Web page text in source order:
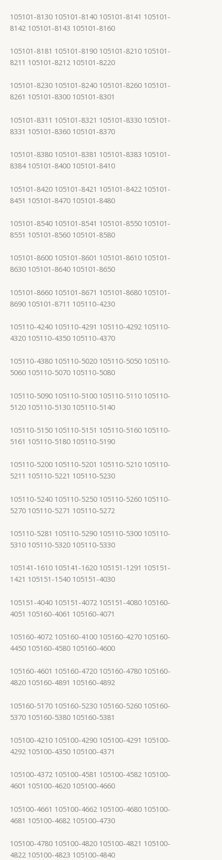
105101-8130 105101-8140 105101-8141 105101-
8142 105101-8143 105101-8160
105101-8181 105101-8190 105101-8210 105101-
8211 105101-8212 105101-8220
105101-8230 105101-8240 105101-8260 105101-
8261 105101-8300 105101-8301
105101-8311 105101-8321 105101-8330 105101-
8331 105101-8360 105101-8370
105101-8380 105101-8381 105101-8383 105101-
8384 105101-8400 105101-8410
105101-8420 105101-8421 105101-8422 105101-
8451 105101-8470 105101-8480
105101-8540 105101-8541 105101-8550 105101-
8551 105101-8560 105101-8580
105101-8600 105101-8601 105101-8610 105101-
8630 105101-8640 105101-8650
105101-8660 105101-8671 105101-8680 105101-
8690 105101-8711 105110-4230
105110-4240 105110-4291 105110-4292 105110-
4320 105110-4350 105110-4370
105110-4380 105110-5020 105110-5050 105110-
5060 105110-5070 105110-5080
105110-5090 105110-5100 105110-5110 105110-
5120 105110-5130 105110-5140
105110-5150 105110-5151 105110-5160 105110-
5161 105110-5180 105110-5190
105110-5200 105110-5201 105110-5210 105110-
5211 105110-5221 105110-5230
105110-5240 105110-5250 105110-5260 105110-
5270 105110-5271 105110-5272
105110-5281 105110-5290 105110-5300 105110-
5310 105110-5320 105110-5330
105141-1610 105141-1620 105151-1291 105151-
1421 105151-1540 105151-4030
105151-4040 105151-4072 105151-4080 105160-
4051 105160-4061 105160-4071
105160-4072 105160-4100 105160-4270 105160-
4450 105160-4580 105160-4600
105160-4601 105160-4720 105160-4780 105160-
4820 105160-4891 105160-4892
105160-5170 105160-5230 105160-5260 105160-
5370 105160-5380 105160-5381
105100-4210 105100-4290 105100-4291 105100-
4292 105100-4350 105100-4371
105100-4372 105100-4581 105100-4582 105100-
4601 105100-4620 105100-4660
105100-4661 105100-4662 105100-4680 105100-
4681 105100-4682 105100-4730
105100-4780 105100-4820 105100-4821 105100-
4822 105100-4823 105100-4840